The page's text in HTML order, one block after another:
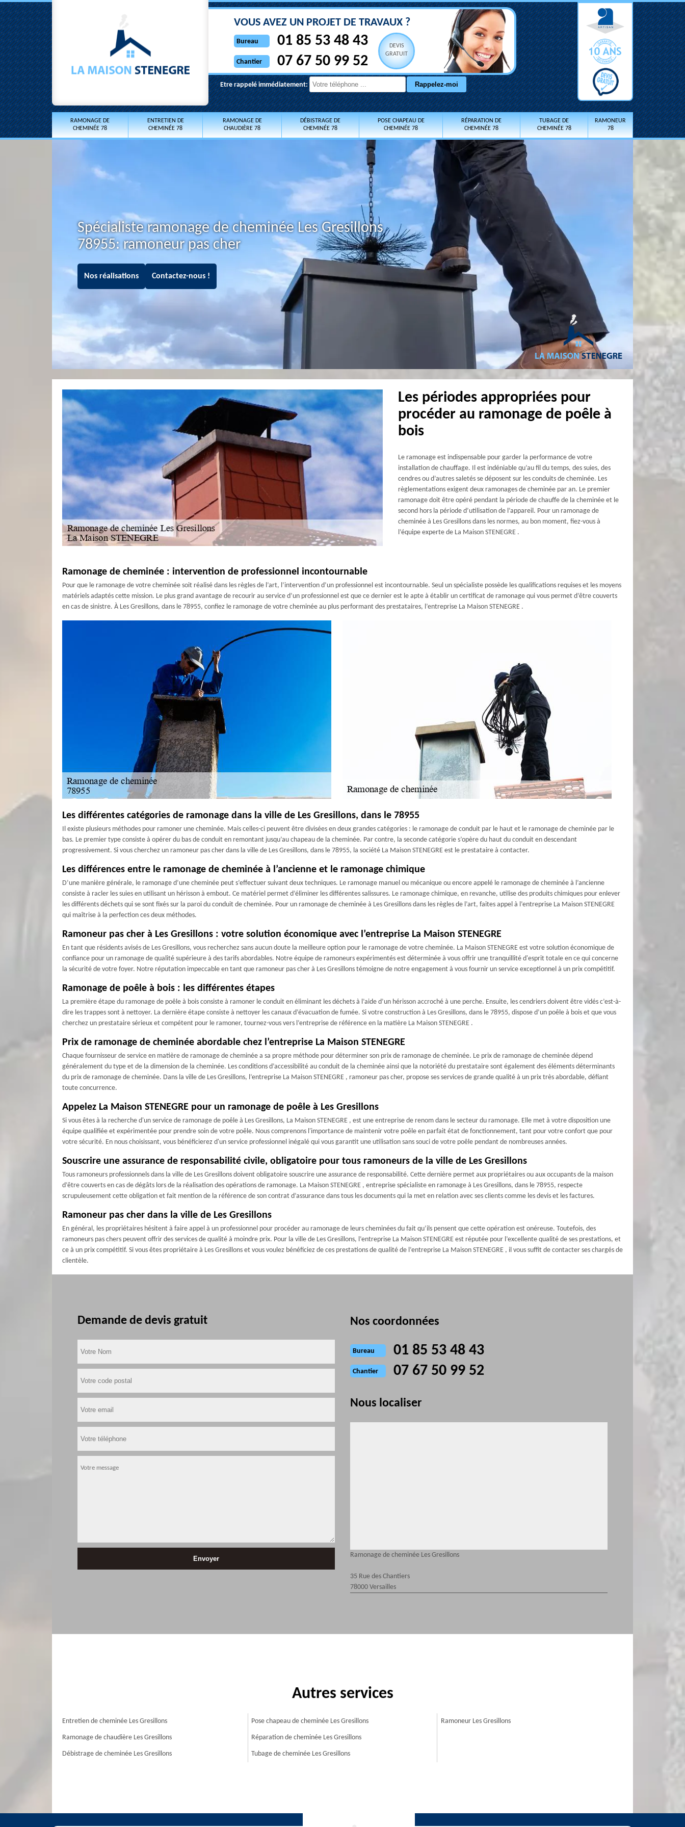
VOUS AVEZ UN PROJET DE TRAVAUX ?
Bureau 01 85 53 48 43
Chantier 07 67 50 99 52
DEVIS
GRATUIT
Etre rappelé immédiatement:
RAMONAGE DE
CHEMINÉE 78
ENTRETIEN DE
CHEMINÉE 78
RAMONAGE DE
CHAUDIÈRE 78
DÉBISTRAGE DE
CHEMINÉE 78
POSE CHAPEAU DE
CHEMINÉE 78
RÉPARATION DE
CHEMINÉE 78
TUBAGE DE
CHEMINÉE 78
RAMONEUR
78
Spécialiste ramonage de cheminée Les Gresillons
78955: ramoneur pas cher
Nos réalisations Contactez-nous !
Les périodes appropriées pour
procéder au ramonage de poêle à
bois
Le ramonage est indispensable pour garder la performance de votre
installation de chauffage. Il est indéniable qu’au fil du temps, des suies, des
cendres ou d’autres saletés se déposent sur les conduits de cheminée. Les
règlementations exigent deux ramonages de cheminée par an. Le premier
ramonage doit être opéré pendant la période de chauffe de la cheminée et le
second hors la période d’utilisation de l’appareil. Pour un ramonage de
cheminée à Les Gresillons dans les normes, au bon moment, fiez-vous à
l’équipe experte de La Maison STENEGRE .
Ramonage de cheminée : intervention de professionnel incontournable
Pour que le ramonage de votre cheminée soit réalisé dans les règles de l’art, l’intervention d’un professionnel est incontournable. Seul un spécialiste possède les qualifications requises et les moyens
matériels adaptés cette mission. Le plus grand avantage de recourir au service d’un professionnel est que ce dernier est le apte à établir un certificat de ramonage qui vous permet d’être couverts
en cas de sinistre. À Les Gresillons, dans le 78955, confiez le ramonage de votre cheminée au plus performant des prestataires, l’entreprise La Maison STENEGRE .
Les différentes catégories de ramonage dans la ville de Les Gresillons, dans le 78955
Il existe plusieurs méthodes pour ramoner une cheminée. Mais celles-ci peuvent être divisées en deux grandes catégories : le ramonage de conduit par le haut et le ramonage de cheminée par le
bas. Le premier type consiste à opérer du bas de conduit en remontant jusqu’au chapeau de la cheminée. Par contre, la seconde catégorie s’opère du haut du conduit en descendant
progressivement. Si vous cherchez un ramoneur pas cher dans la ville de Les Gresillons, dans le 78955, la société La Maison STENEGRE est le prestataire à contacter.
Les différences entre le ramonage de cheminée à l’ancienne et le ramonage chimique
D’une manière générale, le ramonage d’une cheminée peut s’effectuer suivant deux techniques. Le ramonage manuel ou mécanique ou encore appelé le ramonage de cheminée à l’ancienne
consiste à racler les suies en utilisant un hérisson à embout. Ce matériel permet d’éliminer les différentes salissures. Le ramonage chimique, en revanche, utilise des produits chimiques pour enlever
les différents déchets qui se sont fixés sur la paroi du conduit de cheminée. Pour un ramonage de cheminée à Les Gresillons dans les règles de l’art, faites appel à l’entreprise La Maison STENEGRE
qui maîtrise à la perfection ces deux méthodes.
Ramoneur pas cher à Les Gresillons : votre solution économique avec l’entreprise La Maison STENEGRE
En tant que résidents avisés de Les Gresillons, vous recherchez sans aucun doute la meilleure option pour le ramonage de votre cheminée. La Maison STENEGRE est votre solution économique de
confiance pour un ramonage de qualité supérieure à des tarifs abordables. Notre équipe de ramoneurs expérimentés est déterminée à vous offrir une tranquillité d'esprit totale en ce qui concerne
la sécurité de votre foyer. Notre réputation impeccable en tant que ramoneur pas cher à Les Gresillons témoigne de notre engagement à vous fournir un service exceptionnel à un prix compétitif.
Ramonage de poêle à bois : les différentes étapes
La première étape du ramonage de poêle à bois consiste à ramoner le conduit en éliminant les déchets à l’aide d’un hérisson accroché à une perche. Ensuite, les cendriers doivent être vidés c’est-à-
dire les trappes sont à nettoyer. La dernière étape consiste à nettoyer les canaux d’évacuation de fumée. Si votre construction à Les Gresillons, dans le 78955, dispose d’un poêle à bois et que vous
cherchez un prestataire sérieux et compétent pour le ramoner, tournez-vous vers l’entreprise de référence en la matière La Maison STENEGRE .
Prix de ramonage de cheminée abordable chez l’entreprise La Maison STENEGRE
Chaque fournisseur de service en matière de ramonage de cheminée a sa propre méthode pour déterminer son prix de ramonage de cheminée. Le prix de ramonage de cheminée dépend
généralement du type et de la dimension de la cheminée. Les conditions d’accessibilité au conduit de la cheminée ainsi que la notoriété du prestataire sont également des éléments déterminants
du prix de ramonage de cheminée. Dans la ville de Les Gresillons, l’entreprise La Maison STENEGRE , ramoneur pas cher, propose ses services de grande qualité à un prix très abordable, défiant
toute concurrence.
Appelez La Maison STENEGRE pour un ramonage de poêle à Les Gresillons
Si vous êtes à la recherche d'un service de ramonage de poêle à Les Gresillons, La Maison STENEGRE , est une entreprise de renom dans le secteur du ramonage. Elle met à votre disposition une
équipe qualifiée et expérimentée pour prendre soin de votre poêle. Nous comprenons l'importance de maintenir votre poêle en parfait état de fonctionnement, tant pour votre confort que pour
votre sécurité. En nous choisissant, vous bénéficierez d'un service professionnel inégalé qui vous garantit une utilisation sans souci de votre poêle pendant de nombreuses années.
Souscrire une assurance de responsabilité civile, obligatoire pour tous ramoneurs de la ville de Les Gresillons
Tous ramoneurs professionnels dans la ville de Les Gresillons doivent obligatoire souscrire une assurance de responsabilité. Cette dernière permet aux propriétaires ou aux occupants de la maison
d’être couverts en cas de dégâts lors de la réalisation des opérations de ramonage. La Maison STENEGRE , entreprise spécialiste en ramonage à Les Gresillons, dans le 78955, respecte
scrupuleusement cette obligation et fait mention de la référence de son contrat d’assurance dans tous les documents qui la met en relation avec ses clients comme les devis et les factures.
Ramoneur pas cher dans la ville de Les Gresillons
En général, les propriétaires hésitent à faire appel à un professionnel pour procéder au ramonage de leurs cheminées du fait qu’ils pensent que cette opération est onéreuse. Toutefois, des
ramoneurs pas chers peuvent offrir des services de qualité à moindre prix. Pour la ville de Les Gresillons, l’entreprise La Maison STENEGRE est réputée pour l’excellente qualité de ses prestations, et
ce à un prix compétitif. Si vous êtes propriétaire à Les Gresillons et vous voulez bénéficiez de ces prestations de qualité de l’entreprise La Maison STENEGRE , il vous suffit de contacter ses chargés de
clientèle.
Demande de devis gratuit Nos coordonnées
Bureau 01 85 53 48 43
Chantier 07 67 50 99 52
Nous localiser
Ramonage de cheminée Les Gresillons
35 Rue des Chantiers
78000 Versailles
Autres services
Entretien de cheminée Les Gresillons
Ramonage de chaudière Les Gresillons
Débistrage de cheminée Les Gresillons
Pose chapeau de cheminée Les Gresillons
Réparation de cheminée Les Gresillons
Tubage de cheminée Les Gresillons
Ramoneur Les Gresillons